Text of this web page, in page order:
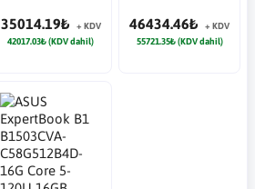
35014.19₺
+ KDV
42017.03₺ (KDV dahil)
46434.46₺
+ KDV
55721.35₺ (KDV dahil)